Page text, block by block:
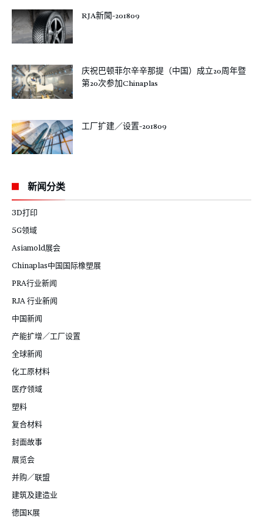
RJA新聞-201809
庆祝巴顿菲尔辛辛那提（中国）成立20周年暨
第20次参加Chinaplas
工厂扩建／设置-201809
新闻分类
3D打印
5G领域
Asiamold展会
Chinaplas中国国际橡塑展
PRA行业新闻
RJA 行业新闻
中国新闻
产能扩增／工厂设置
全球新闻
化工原材料
医疗领域
塑料
复合材料
封面故事
展览会
并购／联盟
建筑及建造业
德国K展